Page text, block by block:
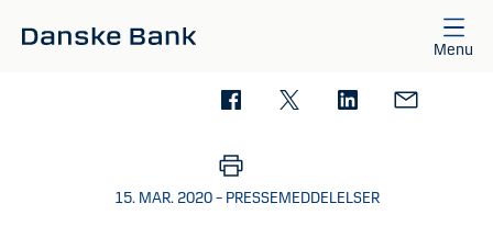
Menu
15. MAR. 2020 – PRESSEMEDDELELSER